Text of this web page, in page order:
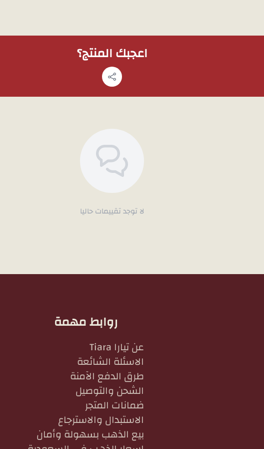
اعجبك المنتج؟
لا توجد تقييمات حاليا
روابط مهمة
عن تيارا Tiara
الاسئلة الشائعة
طرق الدفع الآمنة
الشحن والتوصيل
ضمانات المتجر
الاستبدال والاسترجاع
بيع الذهب بسهولة وأمان